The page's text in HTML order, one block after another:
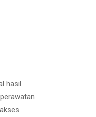
hasil